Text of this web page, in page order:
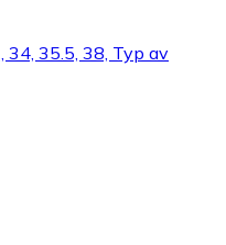
34, 35.5, 38, Typ av